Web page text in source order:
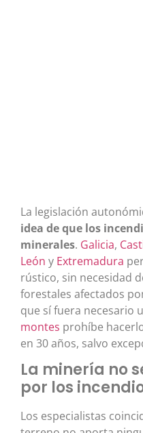
La legislación
idea de que los
minerales. Galicia,
León y Extremadura
rústico, sin necesidad
forestales afectados
que sí fuera necesario
montes prohíbe
en 30 años, salvo
La minería no
por los
Los especialistas